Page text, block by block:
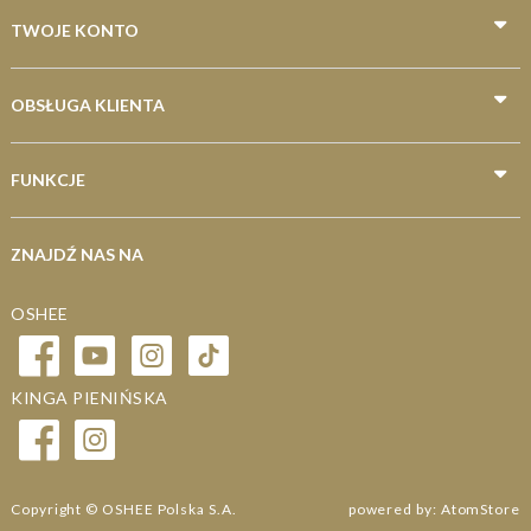
TWOJE KONTO
OBSŁUGA KLIENTA
FUNKCJE
ZNAJDŹ NAS NA
OSHEE
KINGA PIENIŃSKA
Copyright © OSHEE Polska S.A. powered by: AtomStore